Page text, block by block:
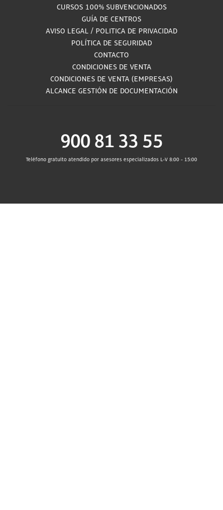
CURSOS 100% SUBVENCIONADOS
GUÍA DE CENTROS
AVISO LEGAL / POLITICA DE PRIVACIDAD
POLÍTICA DE SEGURIDAD
CONTACTO
CONDICIONES DE VENTA
CONDICIONES DE VENTA (EMPRESAS)
ALCANCE GESTIÓN DE DOCUMENTACIÓN
900 81 33 55
Teléfono gratuito atendido por asesores especializados L-V 8:00 - 15:00